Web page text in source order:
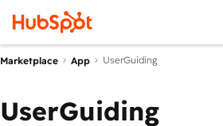
Marketplace App UserGuiding
UserGuiding